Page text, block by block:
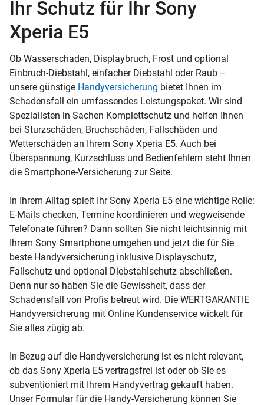
Ihr Schutz für Ihr Sony
Xperia E5
Ob Wasserschaden, Displaybruch, Frost und optional
Einbruch-Diebstahl, einfacher Diebstahl oder Raub –
unsere günstige Handyversicherung bietet Ihnen im
Schadensfall ein umfassendes Leistungspaket. Wir sind
Spezialisten in Sachen Komplettschutz und helfen Ihnen
bei Sturzschäden, Bruchschäden, Fallschäden und
Wetterschäden an Ihrem Sony Xperia E5. Auch bei
Überspannung, Kurzschluss und Bedienfehlern steht Ihnen
die Smartphone-Versicherung zur Seite.
In Ihrem Alltag spielt Ihr Sony Xperia E5 eine wichtige Rolle:
E-Mails checken, Termine koordinieren und wegweisende
Telefonate führen? Dann sollten Sie nicht leichtsinnig mit
Ihrem Sony Smartphone umgehen und jetzt die für Sie
beste Handyversicherung inklusive Displayschutz,
Fallschutz und optional Diebstahlschutz abschließen.
Denn nur so haben Sie die Gewissheit, dass der
Schadensfall von Profis betreut wird. Die WERTGARANTIE
Handyversicherung mit Online Kundenservice wickelt für
Sie alles zügig ab.
In Bezug auf die Handyversicherung ist es nicht relevant,
ob das Sony Xperia E5 vertragsfrei ist oder ob Sie es
subventioniert mit Ihrem Handyvertrag gekauft haben.
Unser Formular für die Handy-Versicherung können Sie